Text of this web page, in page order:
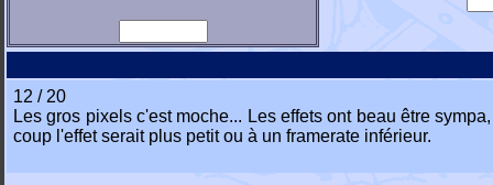
12 / 20
Les gros pixels c'est moche... Les effets ont beau être
coup l'effet serait plus petit ou à un framerate inférieur.